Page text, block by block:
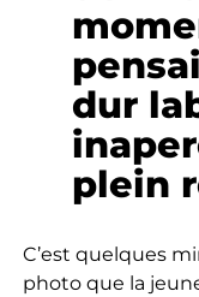
dur
plein
C’est quelques
photo que la